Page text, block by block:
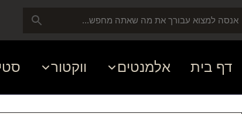
דף בית אלמנטים ווקטור